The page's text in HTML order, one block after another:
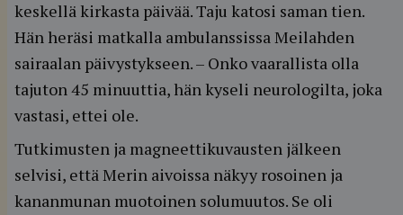
keskellä kirkasta päivää. Taju katosi saman tien.
Hän heräsi matkalla ambulanssissa Meilahden
sairaalan päivystykseen. – Onko vaarallista olla
tajuton 45 minuuttia, hän kyseli neurologilta, joka
vastasi, ettei ole.
Tutkimusten ja magneettikuvausten jälkeen
selvisi, että Merin aivoissa näkyy rosoinen ja
kananmunan muotoinen solumuutos. Se oli